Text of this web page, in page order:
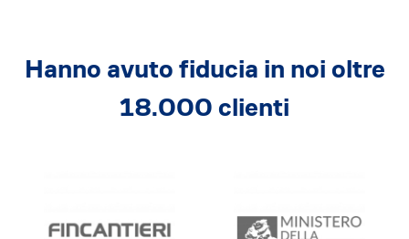
Hanno avuto fiducia in noi oltre
18.000 clienti